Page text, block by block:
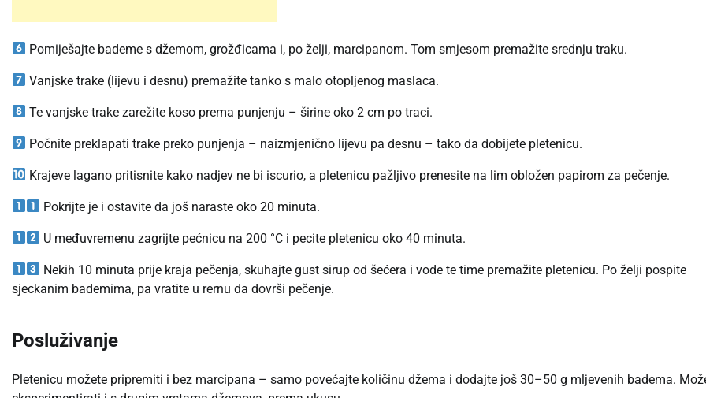
Pomiješajte bademe s džemom, grožđicama i, po želji, marcipanom. Tom smjesom premažite srednju traku.
Vanjske trake (lijevu i desnu) premažite tanko s malo otopljenog maslaca.
Te vanjske trake zarežite koso prema punjenju – širine oko 2 cm po traci.
Počnite preklapati trake preko punjenja – naizmjenično lijevu pa desnu – tako da dobijete pletenicu.
Krajeve lagano pritisnite kako nadjev ne bi iscurio, a pletenicu pažljivo prenesite na lim obložen papirom za pečenje.
Pokrijte je i ostavite da još naraste oko 20 minuta.
U međuvremenu zagrijte pećnicu na 200 °C i pecite pletenicu oko 40 minuta.
Nekih 10 minuta prije kraja pečenja, skuhajte gust sirup od šećera i vode te time premažite pletenicu. Po želji pospite
sjeckanim bademima, pa vratite u rernu da dovrši pečenje.
Posluživanje
Pletenicu možete pripremiti i bez marcipana – samo povećajte količinu džema i dodajte još 30–50 g mljevenih badema.